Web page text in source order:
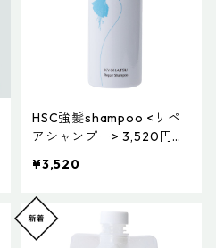
HSC強髪shampoo <リペ
アシャンプー> 3,520円
ジも使うたびしなやかに
艶やかな髪に補修
¥3,520